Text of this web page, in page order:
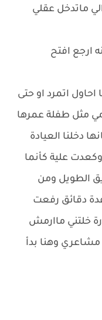
ماتدخل عقلي
ارجع افتح
اتمرد او حتى
مثل طفلة عمرها
دخلنا العيادة
علية كأنما
الطويل ومن
دقائق رفعت
خلتني ماارمش
وهنا بدأ